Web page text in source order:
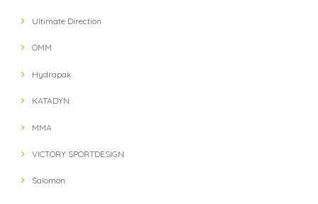
Ultimate Direction
OMM
Hydrapak
KATADYN
MMA
VICTORY SPORTDESIGN
Salomon